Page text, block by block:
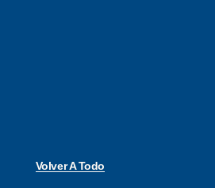
Volver A Todo